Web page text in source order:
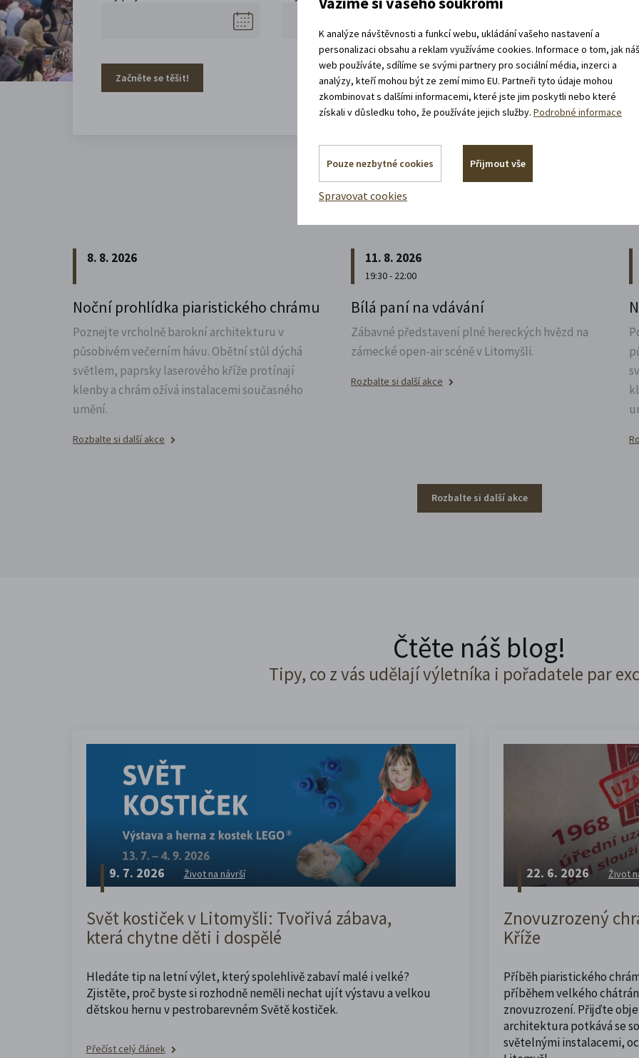
Začněte se těšit!
Akce, co jsou za rohem
8. 8. 2026
Noční prohlídka piaristického chrámu
Poznejte vrcholně barokní architekturu v
působivém večerním hávu. Obětní stůl dýchá
světlem, paprsky laserového kříže protínají
klenby a chrám ožívá instalacemi současného
umění.
Rozbalte si další akce
11. 8. 2026
19:30 - 22:00
Bílá paní na vdávání
Zábavné představení plné hereckých hvězd na
zámecké open-air scéně v Litomyšli.
Rozbalte si další akce
Rozbalte si další akce
Čtěte náš blog!
Tipy, co z vás udělají výletníka i pořadatele par
9. 7. 2026 Život na návrší
Svět kostiček v Litomyšli: Tvořivá zábava,
která chytne děti i dospělé
Hledáte tip na letní výlet, který spolehlivě zabaví malé i velké?
Zjistěte, proč byste si rozhodně neměli nechat ujít výstavu a velkou
dětskou hernu v pestrobarevném Světě kostiček.
Přečíst celý článek
22. 6. 2026 Život
Znovuzrozený
Kříže
Příběh piaristického
příběhem velkého
znovuzrození. Přijďte
architektura potkává se
světelnými instalacemi,
K analýze návštěvnosti a funkcí webu, ukládání vašeho nastavení a
personalizaci obsahu a reklam využíváme cookies. Informace o tom, jak
web používáte, sdílíme se svými partnery pro sociální média, inzerci a
analýzy, kteří mohou být ze zemí mimo EU. Partneři tyto údaje mohou
zkombinovat s dalšími informacemi, které jste jim poskytli nebo které
získali v důsledku toho, že používáte jejich služby.Podrobné informace
Pouze nezbytné cookies Přijmout vše
Spravovat cookies